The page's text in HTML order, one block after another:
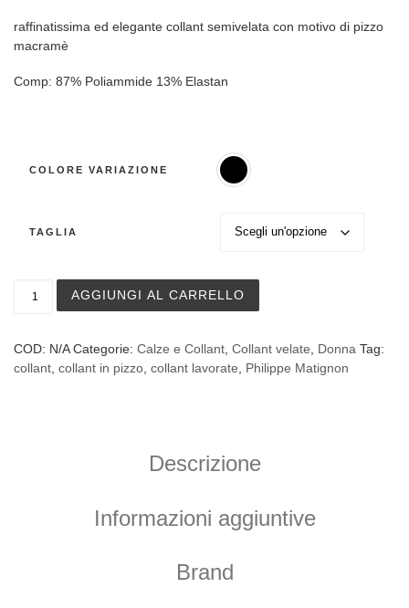
raffinatissima ed elegante collant semivelata con motivo di pizzo
macramè
Comp: 87% Poliammide 13% Elastan
COLORE VARIAZIONE
TAGLIA
Collant con pizzo Philippe Matignon Art. Macramè
AGGIUNGI AL CARRELLO
COD: N/A Categorie: Calze e Collant Collant velate Donna Tag:
collant collant in pizzo collant lavorate Philippe Matignon
Descrizione
Informazioni aggiuntive
Brand